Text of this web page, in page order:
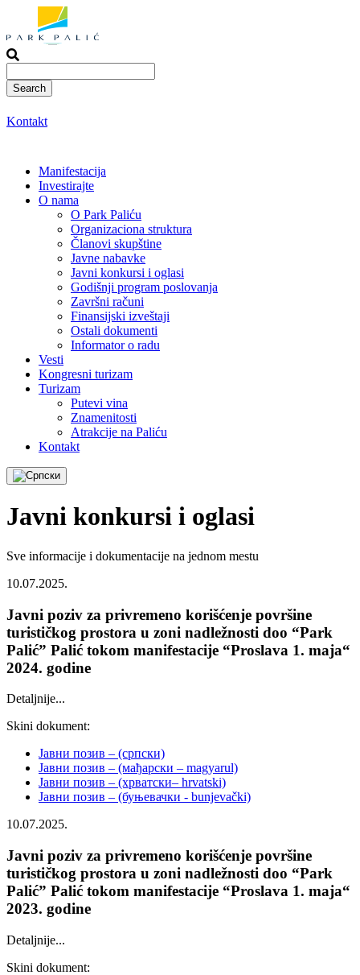
sadržaj
Kontakt
Manifestacija
Investirajte
O nama
O Park Paliću
Organizaciona struktura
Članovi skupštine
Javne nabavke
Javni konkursi i oglasi
Godišnji program poslovanja
Završni računi
Finansijski izveštaji
Ostali dokumenti
Informator o radu
Vesti
Kongresni turizam
Turizam
Putevi vina
Znamenitosti
Atrakcije na Paliću
Kontakt
Javni konkursi i oglasi
Sve informacije i dokumentacije na jednom mestu
10.07.2025.
Javni poziv za privremeno korišćenje površine
turističkog prostora u zoni nadležnosti doo “Park
Palić” Palić tokom manifestacije “Proslava 1. maja“
2024. godine
Detaljnije...
Skini dokument:
Јавни позив – (српски)
Јавни позив – (мађарски – magyarul)
Јавни позив – (хрватски– hrvatski)
Јавни позив – (буњевачки - bunjevački)
10.07.2025.
Javni poziv za privremeno korišćenje površine
turističkog prostora u zoni nadležnosti doo “Park
Palić” Palić tokom manifestacije “Proslava 1. maja“
2023. godine
Detaljnije...
Skini dokument: